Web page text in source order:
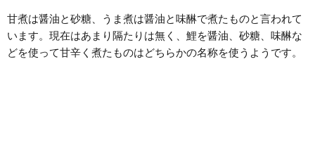
甘煮は醤油と砂糖、うま煮は醤油と味醂で煮たものと言われて
います。現在はあまり隔たりは無く、鯉を醤油、砂糖、味醂な
どを使って甘辛く煮たものはどちらかの名称を使うようです。